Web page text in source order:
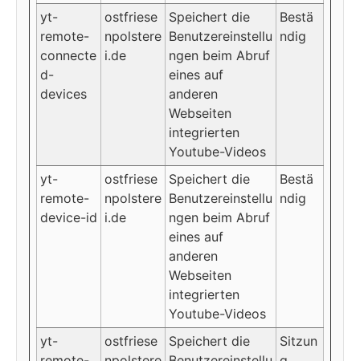
yt-
remote-
connecte
d-
devices
ostfriese
npolstere
i.de
Speichert die
Benutzereinstellu
ngen beim Abruf
eines auf
anderen
Webseiten
integrierten
Youtube-Videos
Bestä
ndig
yt-
remote-
device-id
ostfriese
npolstere
i.de
Speichert die
Benutzereinstellu
ngen beim Abruf
eines auf
anderen
Webseiten
integrierten
Youtube-Videos
Bestä
ndig
yt-
ostfriese
Speichert die
Sitzun